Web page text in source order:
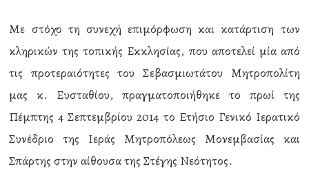
Με στόχο τη συνεχή επιμόρφωση και κατάρτιση των
κληρικών της τοπικής Εκκλησίας, που αποτελεί μία από
τις προτεραιότητες του Σεβασμιωτάτου Μητροπολίτη
μας κ. Ευσταθίου, πραγματοποιήθηκε το πρωί της
Πέμπτης 4 Σεπτεμβρίου 2014 το Ετήσιο Γενικό Ιερατικό
Συνέδριο της Ιεράς Μητροπόλεως Μονεμβασίας και
Σπάρτης στην αίθουσα της Στέγης Νεότητος.